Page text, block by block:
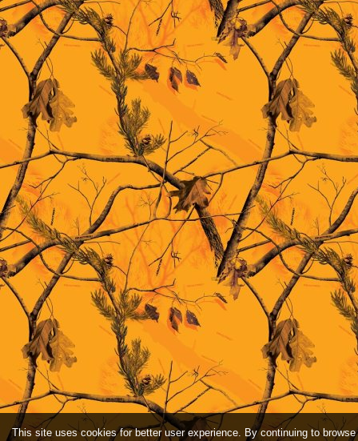
This site uses cookies for better user experience. By continuing to